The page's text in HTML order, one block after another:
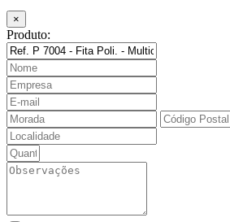
×
Produto: